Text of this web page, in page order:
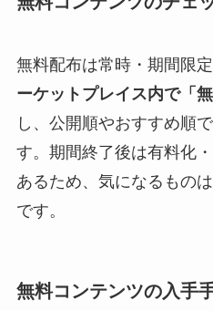
無料配布は常時・期間限
ーケットプレイス内で「
し、公開順やおすすめ順
す。期間終了後は有料化
あるため、気になるもの
です。
無料コンテンツの入手